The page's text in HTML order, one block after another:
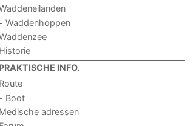
- Waddenhoppen
Historie
PRAKTISCHE INFO.
Route
- Boot
Medische adressen